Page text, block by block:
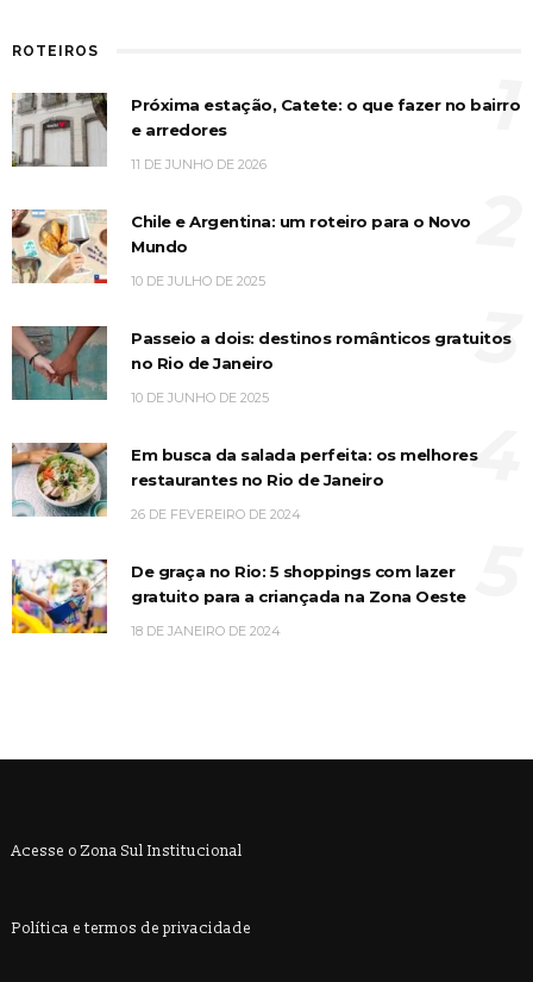
ROTEIROS
Próxima estação, Catete: o que fazer no bairro
e arredores
11 DE JUNHO DE 2026
1
Chile e Argentina: um roteiro para o Novo
Mundo
10 DE JULHO DE 2025
Passeio a dois: destinos românticos gratuitos
no Rio de Janeiro
10 DE JUNHO DE 2025
3
Em busca da salada perfeita: os melhores
restaurantes no Rio de Janeiro
26 DE FEVEREIRO DE 2024
4
De graça no Rio: 5 shoppings com lazer
gratuito para a criançada na Zona Oeste
18 DE JANEIRO DE 2024
Acesse o Zona Sul Institucional
Política e termos de privacidade